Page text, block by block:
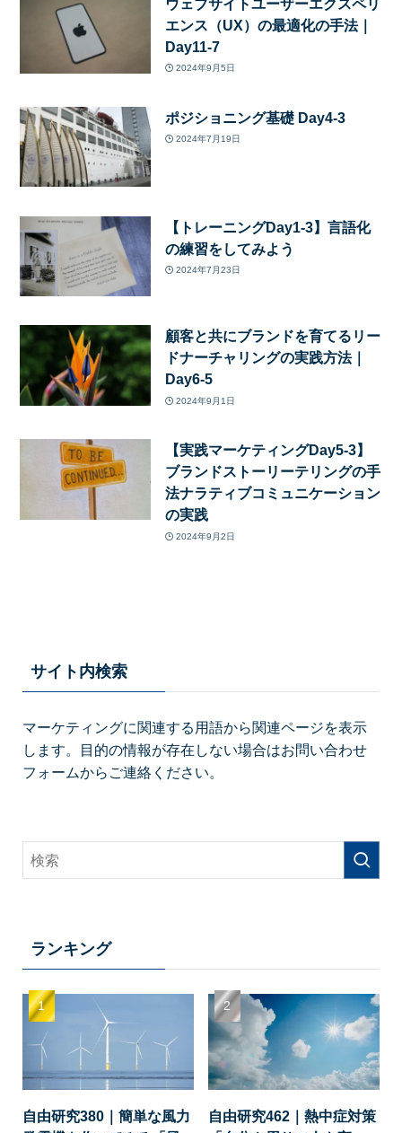
ウェブサイトユーザーエクスペリ
エンス（UX）の最適化の手法｜
Day11-7
2024年9月5日
ポジショニング基礎 Day4-3
2024年7月19日
【トレーニングDay1-3】言語化
の練習をしてみよう
2024年7月23日
顧客と共にブランドを育てるリー
ドナーチャリングの実践方法｜
Day6-5
2024年9月1日
【実践マーケティングDay5-3】
ブランドストーリーテリングの手
法ナラティブコミュニケーション
の実践
2024年9月2日
サイト内検索
マーケティングに関連する用語から関連ページを表示
します。目的の情報が存在しない場合はお問い合わせ
フォームからご連絡ください。
ランキング
自由研究380｜簡単な風力
自由研究462｜熱中症対策